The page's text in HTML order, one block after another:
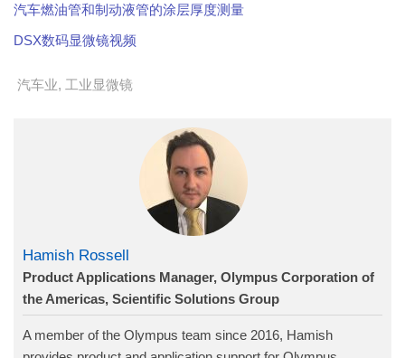
汽车燃油管和制动液管的涂层厚度测量
DSX数码显微镜视频
汽车业, 工业显微镜
Hamish Rossell
Product Applications Manager, Olympus Corporation of
the Americas, Scientific Solutions Group
A member of the Olympus team since 2016, Hamish